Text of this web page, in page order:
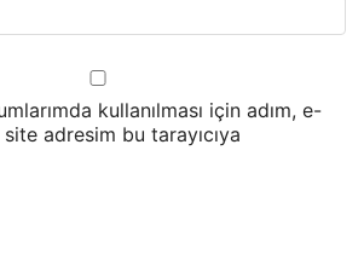
kullanılması için adım, e-
adresim bu tarayıcıya